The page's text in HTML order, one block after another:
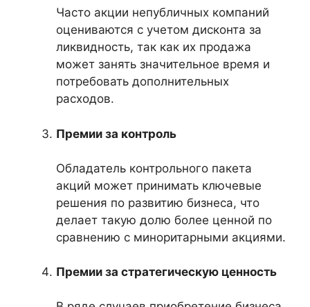
Часто акции непубличных компаний
оцениваются с учетом дисконта за
ликвидность, так как их продажа
может занять значительное время и
потребовать дополнительных
расходов.
Премии за контроль
Обладатель контрольного пакета
акций может принимать ключевые
решения по развитию бизнеса, что
делает такую долю более ценной по
сравнению с миноритарными акциями.
Премии за стратегическую ценность